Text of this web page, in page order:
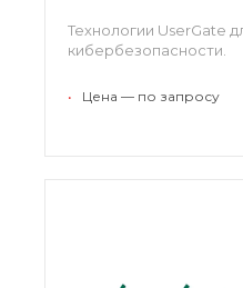
Технологии UserGate
кибербезопаcности.
• Цена — по запросу